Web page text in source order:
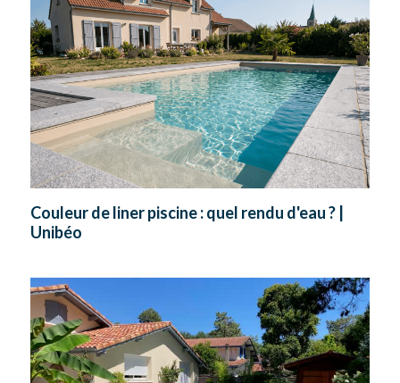
Couleur de liner piscine : quel rendu d'eau ? |
Unibéo